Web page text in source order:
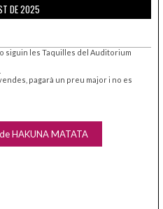
DE 2025
siguin les Taquilles del Auditorium
pagarà un preu major i no es
HAKUNA MATATA